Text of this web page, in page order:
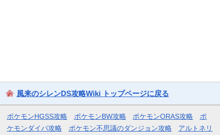
風来のシレンDS攻略Wiki トップページに戻る
ポケモンHGSS攻略 ポケモンBW攻略 ポケモンORAS攻略
ポ
ケモンダイパ攻略
ポケモン不思議のダンジョン攻略 アルトネリ